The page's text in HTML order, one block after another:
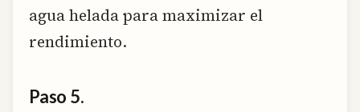
agua helada para maximizar el
rendimiento.
Paso 5.